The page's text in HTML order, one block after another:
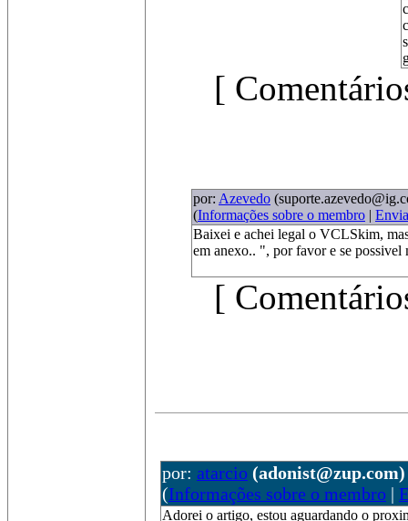
[
por: Azevedo
(Informações sobre o membro |
Baixei e achei legal o VCLSkim,
em anexo.. ", por favor e se
[
por: atarcio (adonist@zup.com)
(Informações sobre o membro |
Adorei o artigo, estou aguardando o